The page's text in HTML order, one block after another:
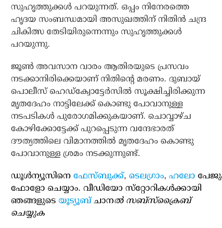
സുഹൃത്തുക്കള്‍ പറയുന്നത്. ഒപ്പം നിനേരത്തെ
ഹൃദയ സംബന്ധമായി അസുഖത്തിന് നിതിന്‍ ചന്ദ്ര
ചികിത്സ തേടിയിരുന്നെന്നും സുഹൃത്തുക്കള്‍
പറയുന്നു.
ജൂണ്‍ അവസാന വാരം ആതിരയുടെ പ്രസവം
നടക്കാനിരിക്കെയാണ് നിതിന്റെ മരണം. ദുബായ്
പൊലീസ് ഹെഡ്‌ക്വോട്ടേര്‍സില്‍ സൂക്ഷിച്ചിരിക്കുന്ന
മൃതദേഹം നാട്ടിലേക്ക് കൊണ്ടു പോവാനുള്ള
നടപടികള്‍ പുരോഗമിക്കുകയാണ്. ചൊവ്വാഴ്ച
കോഴിക്കോട്ടേക്ക് പുറപ്പെടുന്ന വന്ദേഭാരത്
ദൗത്യത്തിലെ വിമാനത്തില്‍ മൃതദേഹം കൊണ്ടു
പോവാനുള്ള ശ്രമം നടക്കുന്നുണ്ട്.
ഡൂള്‍ന്യൂസിനെഫേസ്ബുക്ക്,ടെലഗ്രാം,ഹലോ
ഫോളോ ചെയ്യാം. വീഡിയോ സ്‌റ്റോറികള്‍ക്കായി
ഞങ്ങളുടെയൂട്യൂബ്ചാനല്‍ സബ്‌സ്‌ക്രൈബ്
ചെയ്യുക